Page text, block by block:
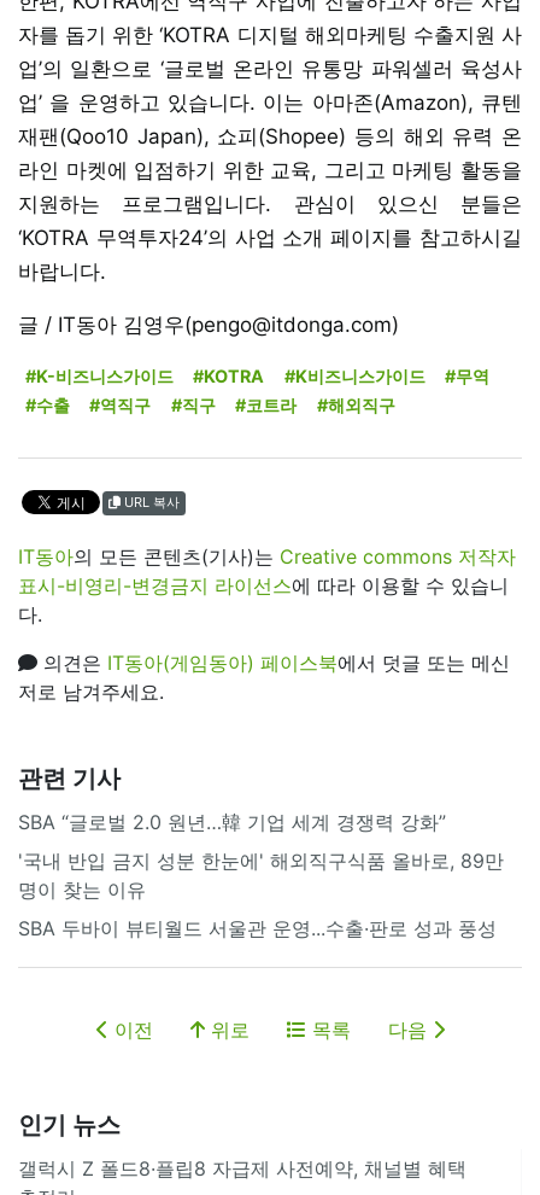
자를 돕기 위한 ‘KOTRA 디지털 해외마케팅 수출지원 사
업’의 일환으로 ‘글로벌 온라인 유통망 파워셀러 육성사
업’ 을 운영하고 있습니다. 이는 아마존(Amazon), 큐텐
재팬(Qoo10 Japan), 쇼피(Shopee) 등의 해외 유력 온
라인 마켓에 입점하기 위한 교육, 그리고 마케팅 활동을
지원하는 프로그램입니다. 관심이 있으신 분들은
‘KOTRA 무역투자24’의 사업 소개 페이지를 참고하시길
바랍니다.
글 / IT동아 김영우(pengo@itdonga.com)
#K-비즈니스가이드 #KOTRA #K비즈니스가이드
#무역
#수출
#역직구 #직구 #코트라 #해외직구
URL 복사
IT동아의 모든 콘텐츠(기사)는 Creative commons 저작자
표시-비영리-변경금지 라이선스에 따라 이용할 수 있습니
다.
의견은 IT동아(게임동아) 페이스북에서 덧글 또는 메신
저로 남겨주세요.
관련 기사
SBA “글로벌 2.0 원년…韓 기업 세계 경쟁력 강화”
'국내 반입 금지 성분 한눈에' 해외직구식품 올바로, 89만
명이 찾는 이유
SBA 두바이 뷰티월드 서울관 운영...수출·판로 성과 풍성
이전 위로 목록 다음
인기 뉴스
갤럭시 Z 폴드8·플립8 자급제 사전예약, 채널별 혜택